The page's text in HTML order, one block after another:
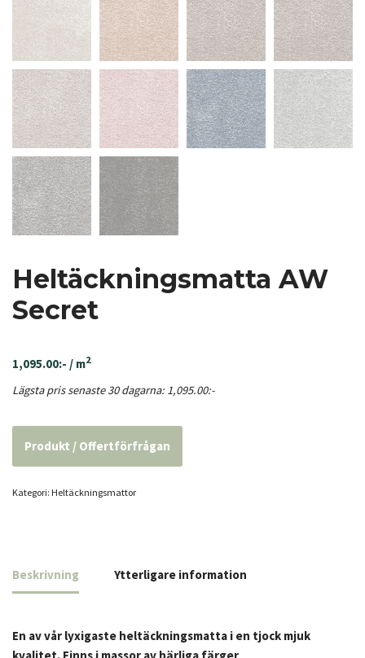
Heltäckningsmatta AW
Secret
1,095.00:- / m2
Lägsta pris senaste 30 dagarna: 1,095.00:-
Produkt / Offertförfrågan
Kategori: Heltäcknings­mattor
Beskrivning Ytterligare information
En av vår lyxigaste heltäckningsmatta i en tjock mjuk